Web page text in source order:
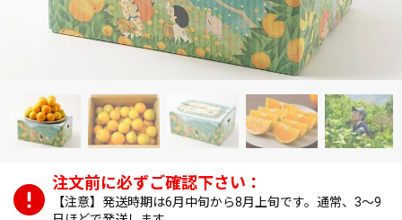
【注意】発送時期は6月中旬から8月上旬です。通常、3～9